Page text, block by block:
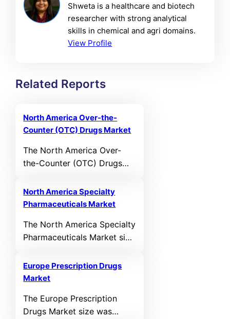
Shweta is a healthcare and biotech
researcher with strong analytical
skills in chemical and agri domains.
View Profile
Related Reports
North America Over-the-
Counter (OTC) Drugs Market
The North America Over-
the-Counter (OTC) Drugs
USD 72,391.68 MN in 2021
and reached USD 93,061.46
to reach USD 155,694.86
MN by 2032, growing at a
forecast period.
North America Specialty
Pharmaceuticals Market
The North America Specialty
Pharmaceuticals Market size
67,838.21 MN in 2021 and
reached USD 109,086.83 MN
reach USD 260,733.67 MN
by 2032, growing at a CAGR
Europe Prescription Drugs
Market
The Europe Prescription
Drugs Market size was